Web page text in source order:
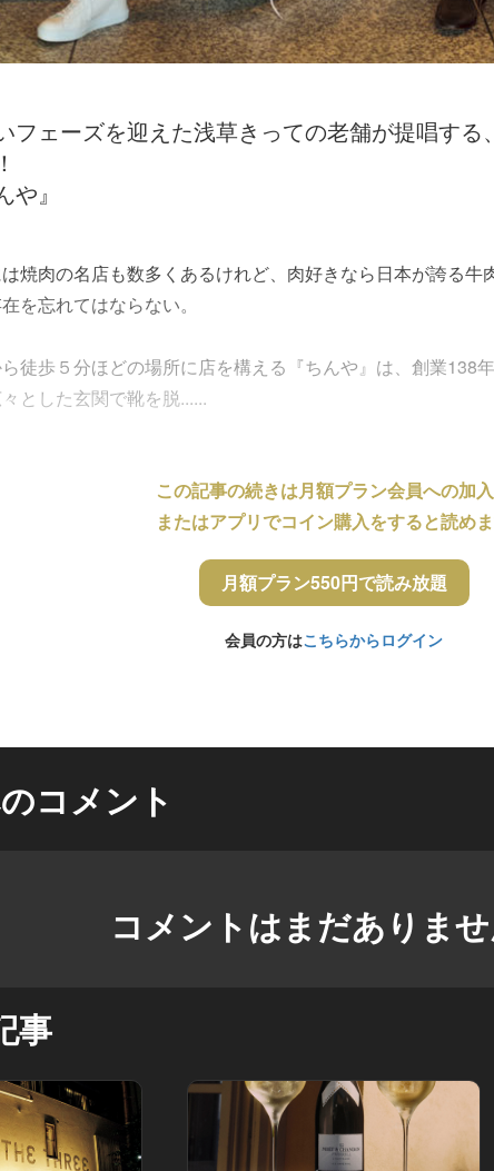
フェーズを迎えた浅草きっての老舗が提唱する
や』
焼肉の名店も数多くあるけれど、肉好きなら日本が誇る牛
を忘れてはならない。
徒歩５分ほどの場所に店を構える『ちんや』は、創業138
とした玄関で靴を脱......
この記事の続きは月額プラン会員への加入
またはアプリでコイン購入をすると読め
月額プラン550円で読み放題
会員の方はこちらからログイン
コメント
コメントはまだありませ
事